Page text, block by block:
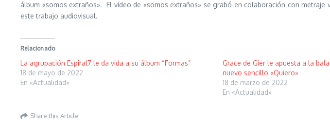
álbum «somos extraños». El vídeo de «somos extraños» se grabó en colaboración con
este trabajo audiovisual.
Relacionado
La agrupación Espiral7 le da vida a su álbum “Formas”
18 de mayo de 2022
En «Actualidad»
Grace de Gier le apuesta a la
nuevo sencillo «Quiero»
18 de marzo de 2022
En «Actualidad»
Share this Article